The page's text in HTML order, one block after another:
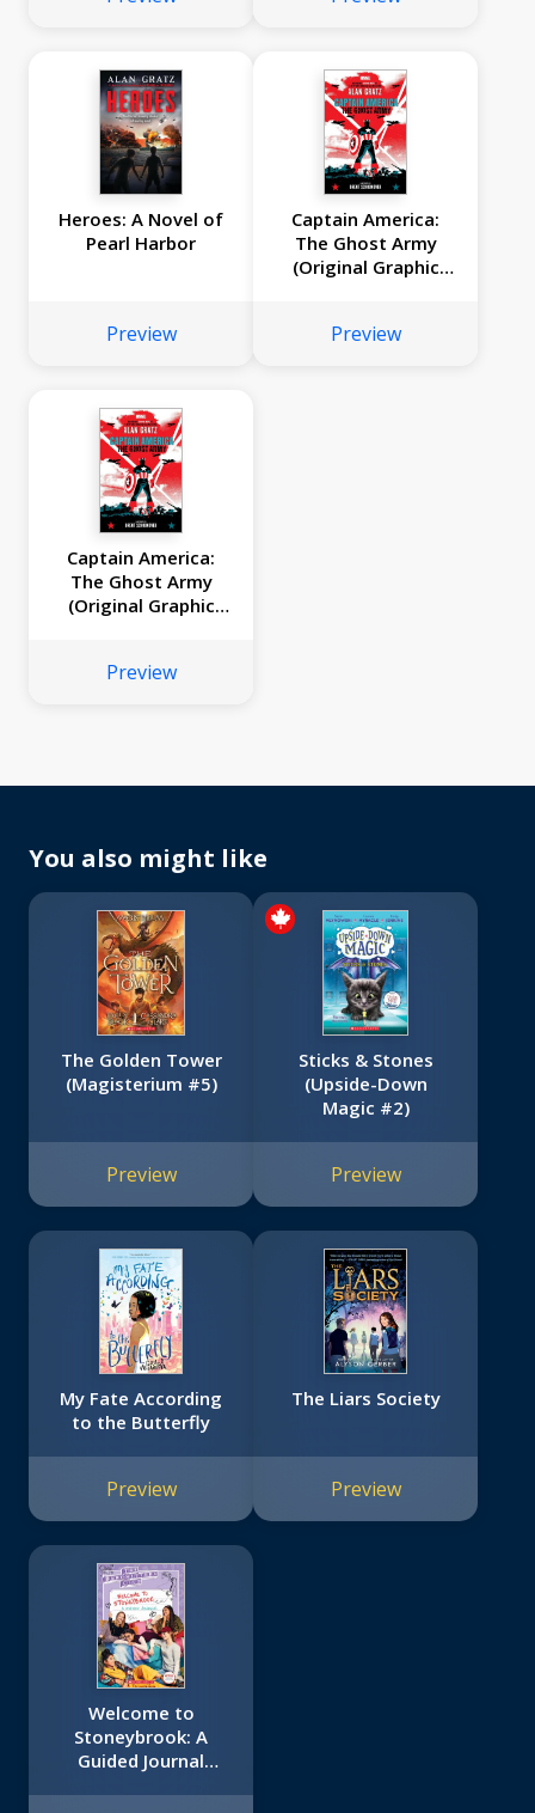
Heroes: A Novel of
Pearl Harbor
Preview
Captain America:
The Ghost Army
(Original Graphic
Preview
Captain America:
The Ghost Army
(Original Graphic
Preview
You also might like
The Golden Tower
(Magisterium #5)
Preview
Sticks & Stones
(Upside-Down
Magic #2)
Preview
My Fate According
to the Butterfly
Preview
The Liars Society
Preview
Welcome to
Stoneybrook: A
Guided Journal